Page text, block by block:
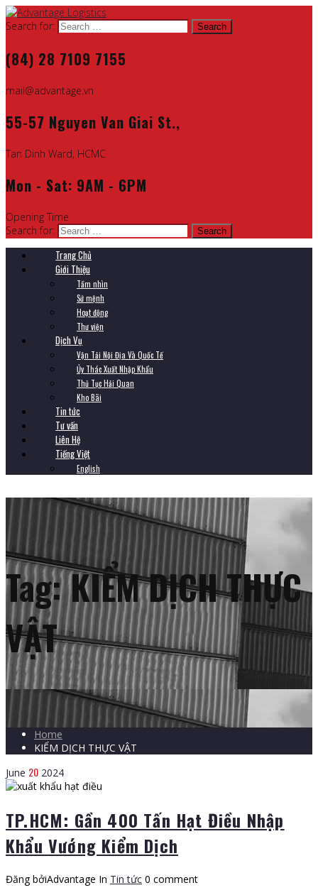
Search for:
(84) 28 7109 7155
mail@advantage.vn
55-57 Nguyen Van Giai St.,
Tan Dinh Ward, HCMC
Mon - Sat: 9AM - 6PM
Opening Time
Search for:
Trang Chủ
Giới Thiệu
Tầm nhìn
Sứ mệnh
Hoạt động
Thư viện
Dịch Vụ
Vận Tải Nội Địa Và Quốc Tế
Ủy Thác Xuất Nhập Khẩu
Thủ Tục Hải Quan
Kho Bãi
Tin tức
Tư vấn
Liên Hệ
Tiếng Việt
English
Tag:KIỂM DỊCH THỰC
VẬT
Home
KIỂM DỊCH THỰC VẬT
June 20 2024
TP.HCM: Gần 400 Tấn Hạt Điều Nhập
Khẩu Vướng Kiểm Dịch
Đăng bởiAdvantage In Tin tức 0 comment